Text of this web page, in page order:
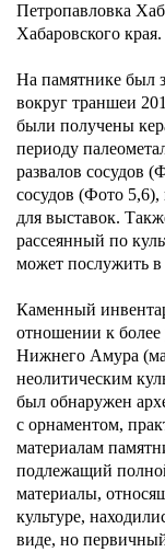
Петропавловка
Хабаровского края.
На памятнике был
вокруг траншеи
были получены
периоду
развалов сосудов
сосудов (Фото
для выставок.
рассеянный по
может послужить в
Каменный
отношении к более
Нижнего Амура
неолитическим
был обнаружен
с орнаментом,
материалам
подлежащий
материалы,
культуре,
виде, но
г. Хабаровск,
ул. Шевченко,